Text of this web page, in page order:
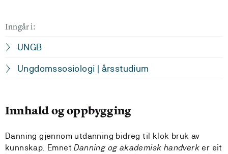
Inngår i:
UNGB
Ungdomssosiologi | årsstudium
Innhald og oppbygging
Danning gjennom utdanning bidreg til klok bruk av
kunnskap. EmnetDanning og akademisk handverk er eit